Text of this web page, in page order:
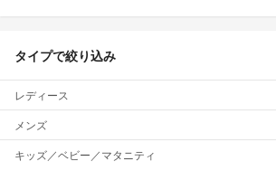
タイプで絞り込み
レディース
メンズ
キッズ／ベビー／マタニティ